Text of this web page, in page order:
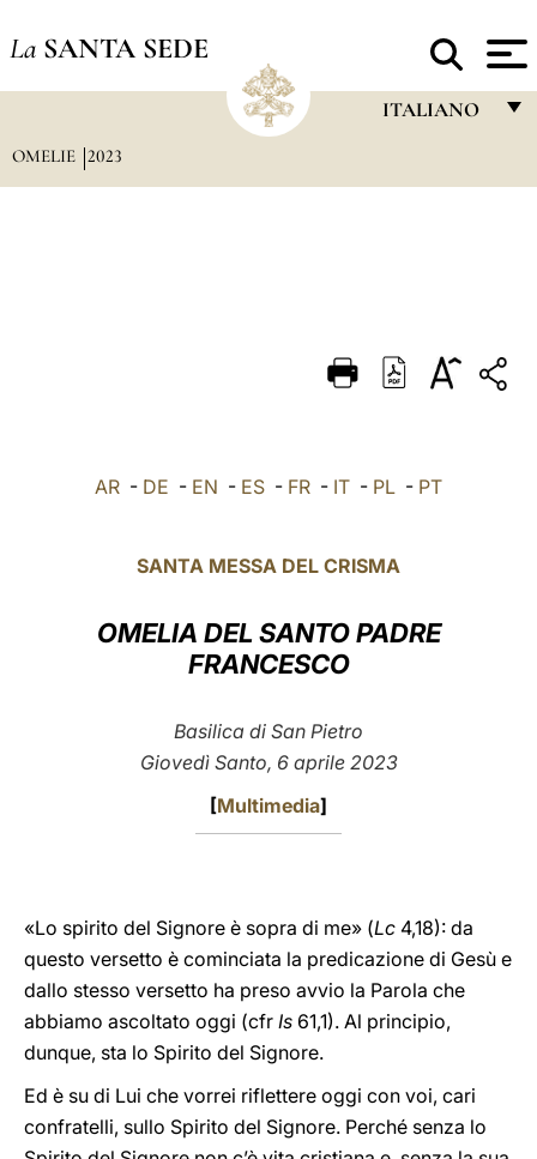
La SANTA SEDE
ITALIANO
DEUTSCH
العربيّة
LATINE
OMELIE 2023
AR - DE - EN - ES - FR - IT - PL - PT
SANTA MESSA DEL CRISMA
OMELIA DEL SANTO PADRE
FRANCESCO
Basilica di San Pietro
Giovedì Santo, 6 aprile 2023
[Multimedia]
«Lo spirito del Signore è sopra di me» (Lc 4,18): da
questo versetto è cominciata la predicazione di Gesù e
dallo stesso versetto ha preso avvio la Parola che
abbiamo ascoltato oggi (cfr Is 61,1). Al principio,
dunque, sta lo Spirito del Signore.
Ed è su di Lui che vorrei riflettere oggi con voi, cari
confratelli, sullo Spirito del Signore. Perché senza lo